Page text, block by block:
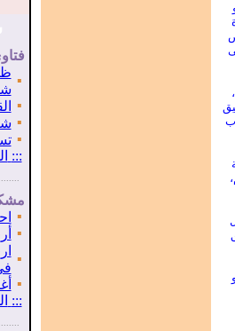
▪
▪
▪
▪
:::
▪
▪
▪
▪
:::